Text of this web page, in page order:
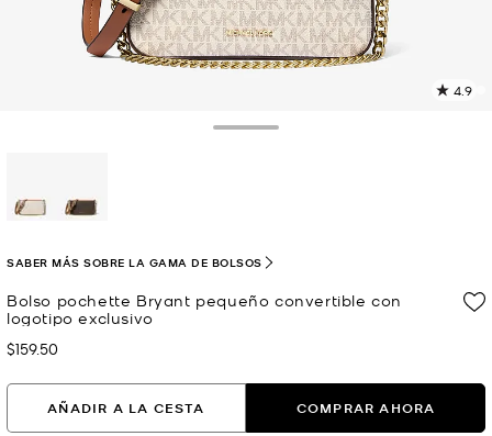
4.9
Bolso pochette Bryant pequeño convertible con
logotipo exclusivo
Ahora
$159.50
SABER MÁS SOBRE LA GAMA DE BOLSOS
AÑADIR A LA CESTA COMPRAR AHORA